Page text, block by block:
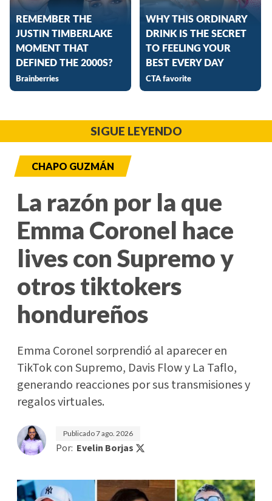
SIGUE LEYENDO
CHAPO GUZMÁN
La razón por la que
Emma Coronel hace
lives con Supremo y
otros tiktokers
hondureños
Emma Coronel sorprendió al aparecer en
TikTok con Supremo, Davis Flow y La Taflo,
generando reacciones por sus transmisiones y
regalos virtuales.
Publicado7 ago. 2026
Por: Evelin Borjas